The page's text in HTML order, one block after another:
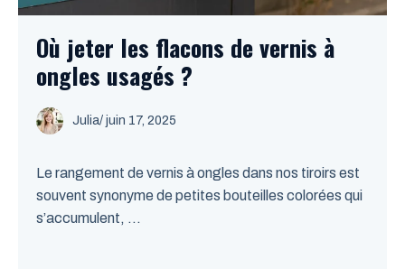
Où jeter les flacons de vernis à
ongles usagés ?
Julia/ juin 17, 2025
Le rangement de vernis à ongles dans nos tiroirs est
souvent synonyme de petites bouteilles colorées qui
s’accumulent, ...